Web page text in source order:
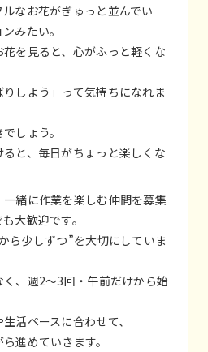
なお花がぎゅっと並んでい
みたい。
を見ると、心がふっと軽くな
りしよう」って気持ちになれま
しょう。
と、毎日がちょっと楽しくな
緒に作業を楽しむ仲間を募集
大歓迎です。
ら少しずつ”を大切にしていま
、週2〜3回・午前だけから始
活ペースに合わせて、
進めていきます。